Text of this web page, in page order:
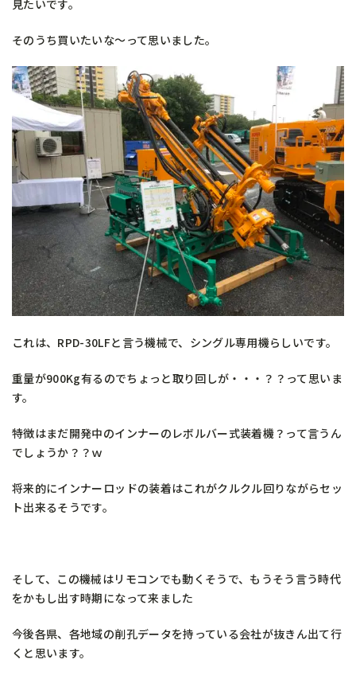
見たいです。
そのうち買いたいな～って思いました。
これは、RPD-30LFと言う機械で、シングル専用機らしいです。
重量が900Kg有るのでちょっと取り回しが・・・？？って思いま
す。
特徴はまだ開発中のインナーのレボルバー式装着機？って言うん
でしょうか？？ｗ
将来的にインナーロッドの装着はこれがクルクル回りながらセッ
ト出来るそうです。
そして、この機械はリモコンでも動くそうで、もうそう言う時代
をかもし出す時期になって来ました
今後各県、各地域の削孔データを持っている会社が抜きん出て行
くと思います。